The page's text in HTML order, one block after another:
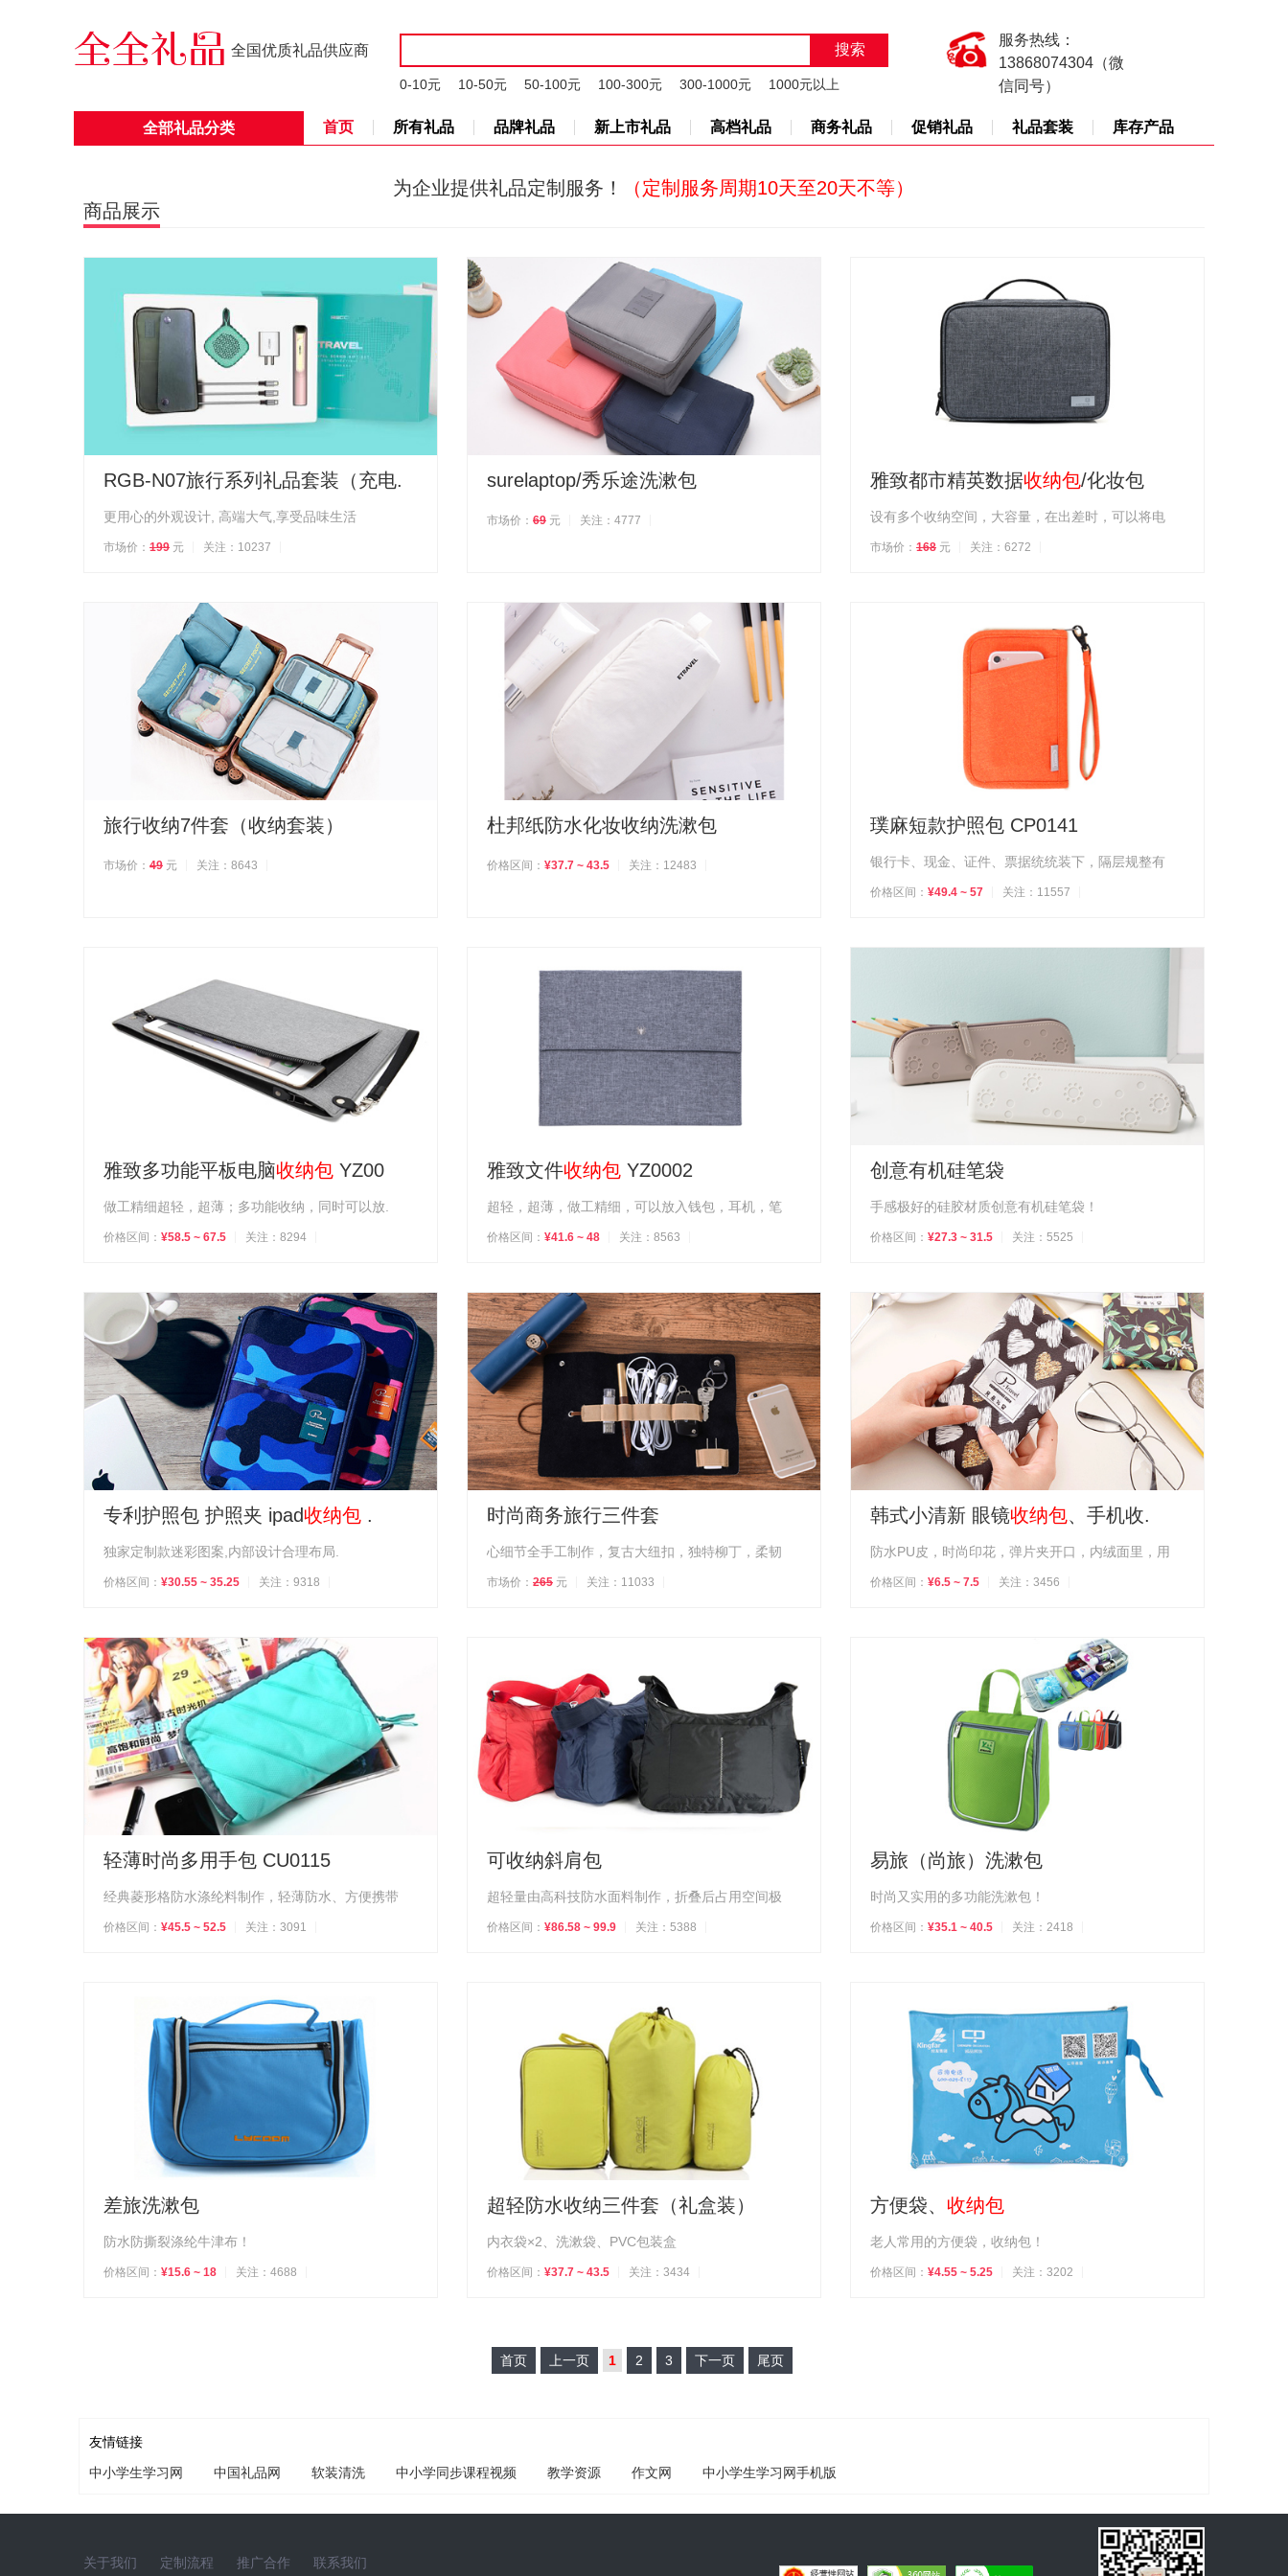
全国优质礼品供应商
0-10元 10-50元 50-100元 100-300元 300-1000元 1000元以上
服务热线：
13868074304（微
信同号）
首页 所有礼品 品牌礼品 新上市礼品 高档礼品 商务礼品 促销礼品 礼品套装 库存产品
全部礼品分类
为企业提供礼品定制服务！
（定制服务周期10天至20天不等）
商品展示
RGB-N07旅行系列礼品套装（充电.
更用心的外观设计, 高端大气,享受品味生活
市场价： 199 元 关注：10237
surelaptop/秀乐途洗漱包
市场价： 69 元 关注：4777
雅致都市精英数据收纳包/化妆包
设有多个收纳空间，大容量，在出差时，可以将电
市场价： 168 元 关注：6272
旅行收纳7件套（收纳套装）
市场价： 49 元 关注：8643
杜邦纸防水化妆收纳洗漱包
价格区间： ¥37.7 ~ 43.5 关注：12483
璞麻短款护照包 CP0141
银行卡、现金、证件、票据统统装下，隔层规整有
价格区间： ¥49.4 ~ 57 关注：11557
雅致多功能平板电脑收纳包 YZ00
做工精细超轻，超薄；多功能收纳，同时可以放.
价格区间： ¥58.5 ~ 67.5 关注：8294
雅致文件收纳包 YZ0002
超轻，超薄，做工精细，可以放入钱包，耳机，笔
价格区间： ¥41.6 ~ 48 关注：8563
创意有机硅笔袋
手感极好的硅胶材质创意有机硅笔袋！
价格区间： ¥27.3 ~ 31.5 关注：5525
专利护照包 护照夹 ipad收纳包 .
独家定制款迷彩图案,内部设计合理布局.
价格区间： ¥30.55 ~ 35.25 关注：9318
时尚商务旅行三件套
心细节全手工制作，复古大纽扣，独特柳丁，柔韧
市场价： 265 元 关注：11033
韩式小清新 眼镜收纳包、手机收.
防水PU皮，时尚印花，弹片夹开口，内绒面里，用
价格区间： ¥6.5 ~ 7.5 关注：3456
轻薄时尚多用手包 CU0115
经典菱形格防水涤纶料制作，轻薄防水、方便携带
价格区间： ¥45.5 ~ 52.5 关注：3091
可收纳斜肩包
超轻量由高科技防水面料制作，折叠后占用空间极
价格区间： ¥86.58 ~ 99.9 关注：5388
易旅（尚旅）洗漱包
时尚又实用的多功能洗漱包！
价格区间： ¥35.1 ~ 40.5 关注：2418
差旅洗漱包
防水防撕裂涤纶牛津布！
价格区间： ¥15.6 ~ 18 关注：4688
超轻防水收纳三件套（礼盒装）
内衣袋×2、洗漱袋、PVC包装盒
价格区间： ¥37.7 ~ 43.5 关注：3434
方便袋、 收纳包
老人常用的方便袋，收纳包！
价格区间： ¥4.55 ~ 5.25 关注：3202
首页 上一页 1 2 3 下一页 尾页
友情链接
中小学生学习网
中国礼品网 软装清洗 中小学同步课程视频 教学资源 作文网 中小学生学习网手机版
关于我们 定制流程 推广合作 联系我们